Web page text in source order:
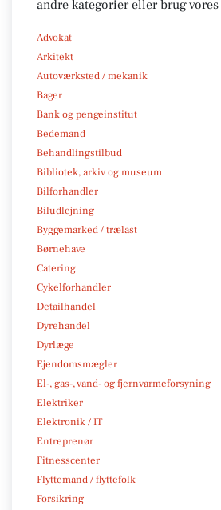
andre kategorier eller brug vores
Advokat
Arkitekt
Autoværksted / mekanik
Bager
Bank og pengeinstitut
Bedemand
Behandlingstilbud
Bibliotek, arkiv og museum
Bilforhandler
Biludlejning
Byggemarked / trælast
Børnehave
Catering
Cykelforhandler
Detailhandel
Dyrehandel
Dyrlæge
Ejendomsmægler
El-, gas-, vand- og fjernvarmeforsyning
Elektriker
Elektronik / IT
Entreprenør
Fitnesscenter
Flyttemand / flyttefolk
Forsikring